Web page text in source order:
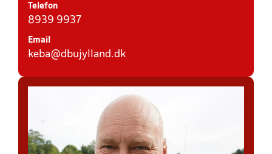
Telefon
8939 9937
Email
keba@dbujylland.dk